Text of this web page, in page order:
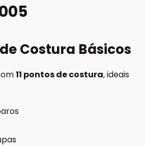
de Costura Básicos
11 pontos de costura, ideais